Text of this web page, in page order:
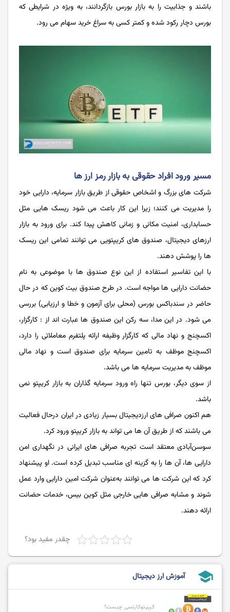
باشند و جذابیت را به بازار بورس بازگردانند، به‌ ویژه در شرایطی که
بورس دچار رکود شده و کمتر کسی به سراغ خرید سهام می رود.
مسیر ورود افراد حقوقی به بازار رمز ارز ها
شرکت های بزرگ و اشخاص حقوقی از طریق بازار سرمایه، دارایی خود
را مدیریت می کنند؛ زیرا این کار باعث می شود ریسک هایی مثل
حسابداری، امنیت مکانی و زمانی کاهش پیدا کند. برای ورود به بازار
ارزهای دیجیتال، صندوق ‌های کریپتویی می توانند تمامی این ریسک
ها را پوشش دهند.
با این تفاسیر استفاده از این نوع صندوق ها با موضوعی به نام
حضانت دارایی ها مواجه است. در طرح صندوق بیت کوین که در حال
حاضر در سندباکس بورس (محلی برای آزمون و خطا و ارزیابی) بررسی
می شود. در این مدا، سه رکن این صندوق ها عبارت اند از : کارگزار،
اکسچنج و نهاد مالی که کارگزار وظیفه ارائه پلتفرم معاملاتی را دارد،
اکسچنج موظف به تامین سرمایه برای صندوق است و نهاد مالی
موظف به مدیریت سرمایه ها می باشد.
از سوی دیگر، بورس تنها راه ورود سرمایه گذاران به بازار کریپتو نمی
باشد.
هم اکنون صرافی های ارزدیجیتال بسیار زیادی در ایران درحال فعالیت
می باشند که از طریق آن ها می تواند به بازار کریپتو ورود کرد.
سوسن‌آبادی معتقد است تجربه صرافی‌ های ایرانی در نگهداری امن
دارایی‌ ها، آن ها را به گزینه ‌ای مناسب تبدیل کرده است. او پیشنهاد
کرد که این شرکت ‌ها می ‌توانند به‌عنوان شرکت امین دارایی وارد عمل
شوند و مشابه صرافی ‌هایی خارجی مثل کوین ‌بیس، خدمات حضانت
ارائه دهند.
چقدر مفید بود؟
school آموزش ارز دیجیتال
کریپتوکارنسی چیست؟